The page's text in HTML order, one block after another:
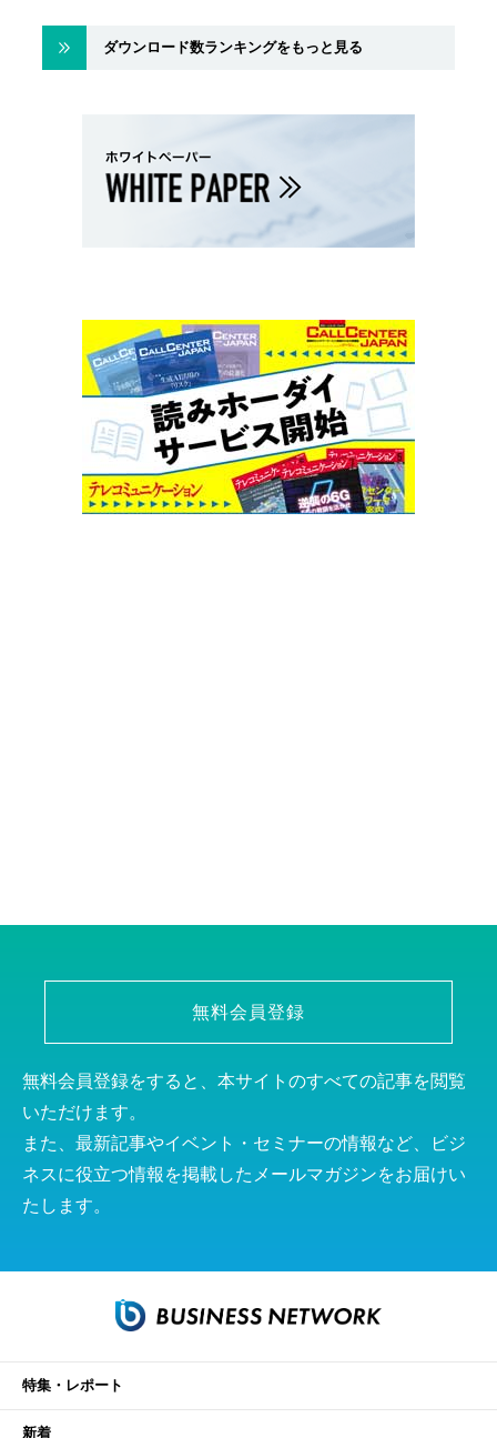
ダウンロード数ランキングをもっと見る
無料会員登録
無料会員登録をすると、本サイトのすべての記事を閲覧
いただけます。
また、最新記事やイベント・セミナーの情報など、ビジ
ネスに役立つ情報を掲載したメールマガジンをお届けい
たします。
特集・レポート
新着